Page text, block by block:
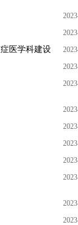
医学科建设